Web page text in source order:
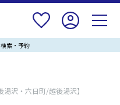
索・予約
湯沢・六日町/越後湯沢】